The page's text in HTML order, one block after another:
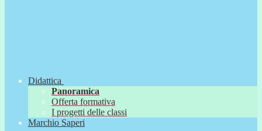
Didattica
Panoramica
Offerta formativa
I progetti delle classi
Marchio Saperi